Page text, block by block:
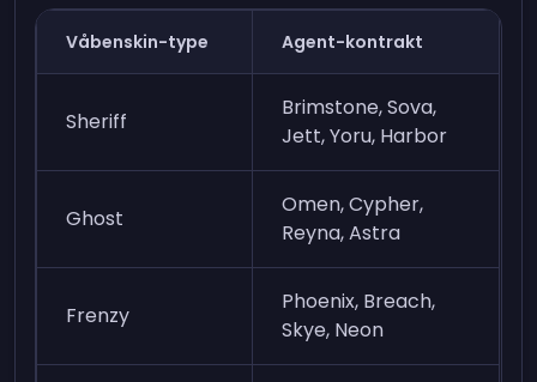
Våbenskin-type Agent-kontrakt
Sheriff
Brimstone, Sova,
Jett, Yoru, Harbor
Ghost
Omen, Cypher,
Reyna, Astra
Frenzy
Phoenix, Breach,
Skye, Neon